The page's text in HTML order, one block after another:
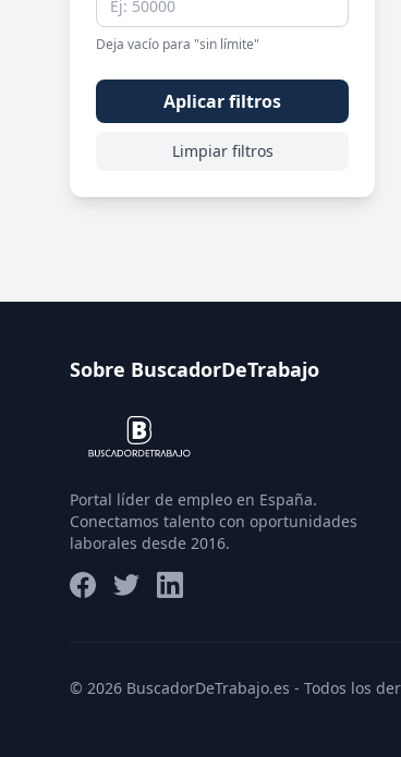
Deja vacío para "sin límite"
Aplicar filtros
Limpiar filtros
Sobre BuscadorDeTrabajo
Portal líder de empleo en España.
Conectamos talento con oportunidades
laborales desde 2016.
© 2026 BuscadorDeTrabajo.es - Todos los